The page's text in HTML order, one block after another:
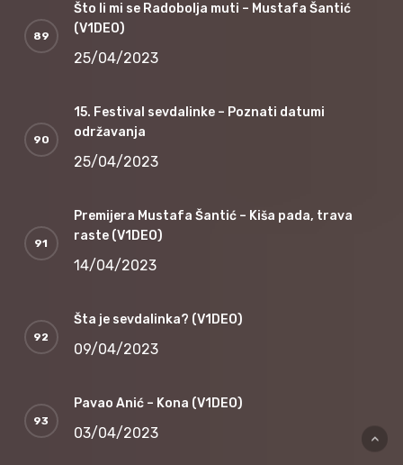
Što li mi se Radobolja muti – Mustafa Šantić
(V1DEO)
25/04/2023
15. Festival sevdalinke – Poznati datumi
održavanja
25/04/2023
Premijera Mustafa Šantić – Kiša pada, trava
raste (V1DEO)
14/04/2023
Šta je sevdalinka? (V1DEO)
09/04/2023
Pavao Anić – Kona (V1DEO)
03/04/2023